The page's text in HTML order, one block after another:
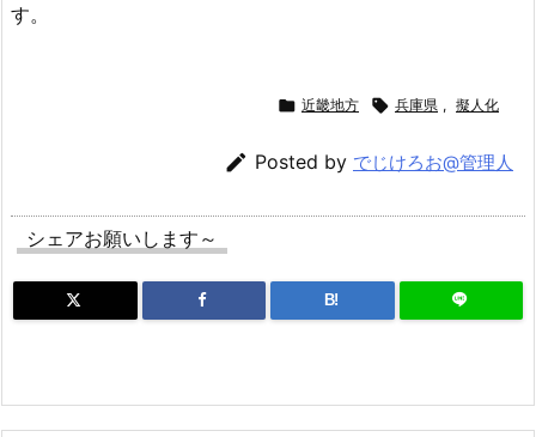
す。
 近畿地方  兵庫県 , 擬人化
 Posted by でじけろお@管理人
シェアお願いします～
B!